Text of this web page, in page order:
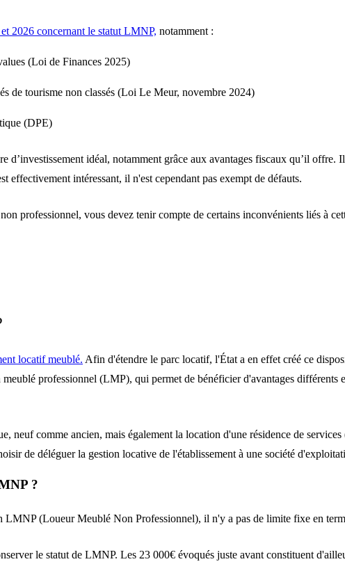
2026 concernant le statut LMNP, notamment :
(Loi de Finances 2025)
de tourisme non classés (Loi Le Meur, novembre 2024)
(DPE)
d’investissement idéal, notamment grâce aux avantages fiscaux qu’il
effectivement intéressant, il n'est cependant pas exempt de défauts.
professionnel, vous devez tenir compte de certains inconvénients liés à
locatif meublé. Afin d'étendre le parc locatif, l'État a en effet créé ce
professionnel (LMP), qui permet de bénéficier d'avantages différents
neuf comme ancien, mais également la location d'une résidence de
de déléguer la gestion locative de l'établissement à une société
?
(Loueur Meublé Non Professionnel), il n'y a pas de limite fixe en
le statut de LMNP. Les 23 000€ évoqués juste avant constituent